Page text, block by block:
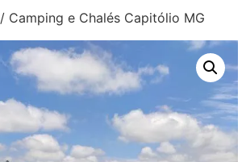
/ Camping e Chalés Capitólio MG